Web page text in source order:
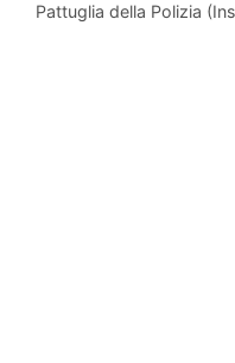
Pattuglia della Polizia